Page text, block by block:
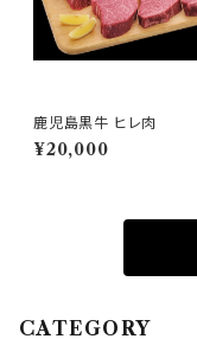
鹿児島黒牛 ヒレ肉
¥20,000
CATEGORY